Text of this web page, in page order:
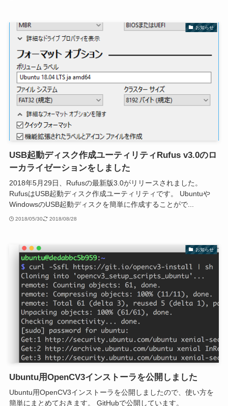
お知らせ
USB起動ディスク作成ユーティリティRufus v3.0のロ
ーカライゼーションをしました
2018年5月29日、Rufusの最新版3.0がリリースされました。
RufusはUSB起動ディスク作成ユーティリティです。 Ubuntuや
WindowsのUSB起動ディスクを簡単に作成することがで...
2018/05/30 2018/08/28
お知らせ
Ubuntu用OpenCV3インストーラを公開しました
Ubuntu用OpenCV3インストーラを公開しましたので、使い方を
簡単にまとめておきます。 GitHubで公開しています。